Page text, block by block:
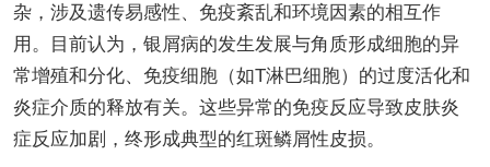
杂，涉及遗传易感性、免疫紊乱和环境因素的相互作
用。目前认为，银屑病的发生发展与角质形成细胞的异
常增殖和分化、免疫细胞（如T淋巴细胞）的过度活化和
炎症介质的释放有关。这些异常的免疫反应导致皮肤炎
症反应加剧，终形成典型的红斑鳞屑性皮损。